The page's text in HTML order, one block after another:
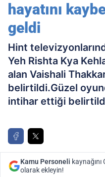
hayatını
geldi
Hint
Yeh Rishta Kya
alan Vaishali
belirtildi.Güzel
intihar ettiği
Kamu Personeli
olarak ekleyin!